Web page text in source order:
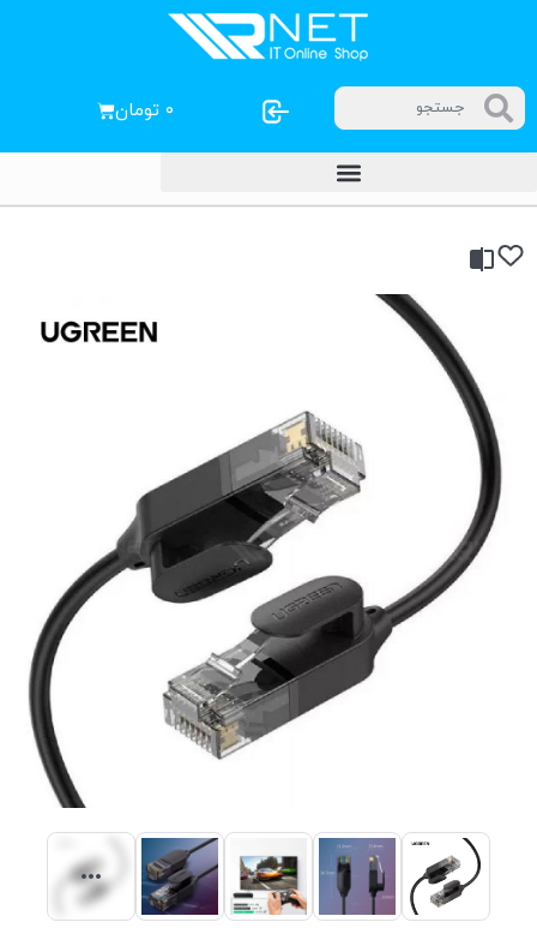
۰ تومان